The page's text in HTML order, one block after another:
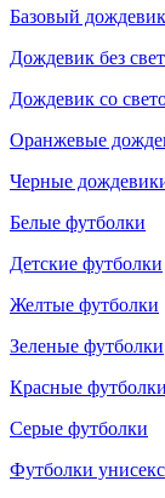
Базовый дождевик
Дождевик без
Дождевик со
Оранжевые
Черные
Белые футболки
Детские футболки
Желтые футболки
Зеленые футболки
Красные футболки
Серые футболки
Футболки унисекс